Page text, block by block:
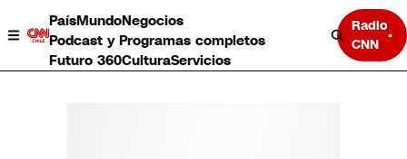
PaísMundoNegocios
Podcast y Programas completos
Futuro 360CulturaServicios
Radio
CNN